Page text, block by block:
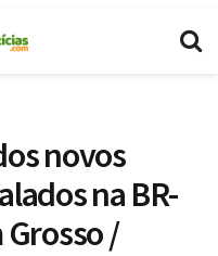
novos
na BR-
Grosso /